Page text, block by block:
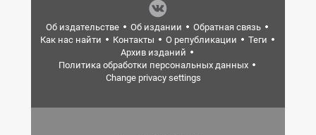
Об издательстве Об издании
Обратная связь
Как нас найти
Контакты О републикации
Теги
Архив изданий
Политика обработки персональных данных
Change privacy settings